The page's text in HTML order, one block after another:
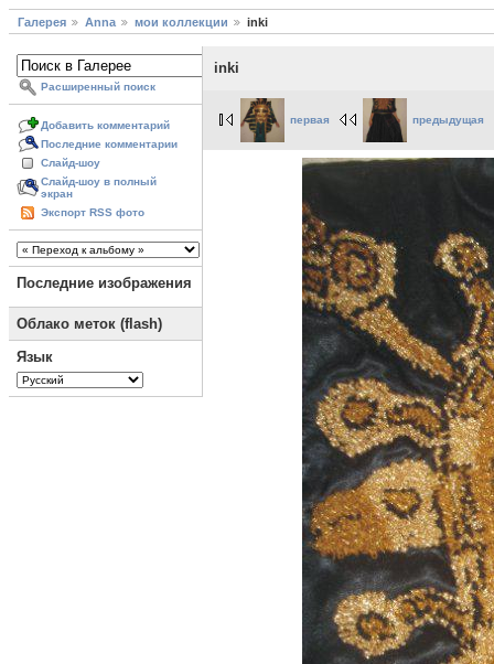
Галерея Anna мои коллекции inki
Расширенный поиск
Добавить комментарий
Последние комментарии
Слайд-шоу
Слайд-шоу в полный
экран
Экспорт RSS фото
Последние изображения
Облако меток (flash)
Язык
inki
первая предыдущая